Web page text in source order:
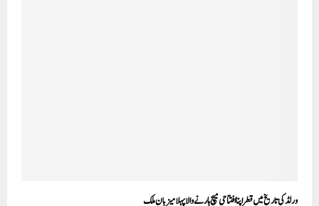
ورلڈ کی تاریخ میں قطر اپنا افتتاحی میچ ہارنے والا پہلا میزبان ملک